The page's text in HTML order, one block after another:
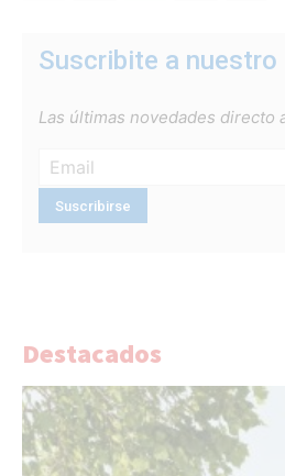
Suscribite a
Las últimas novedades directo
Destacados